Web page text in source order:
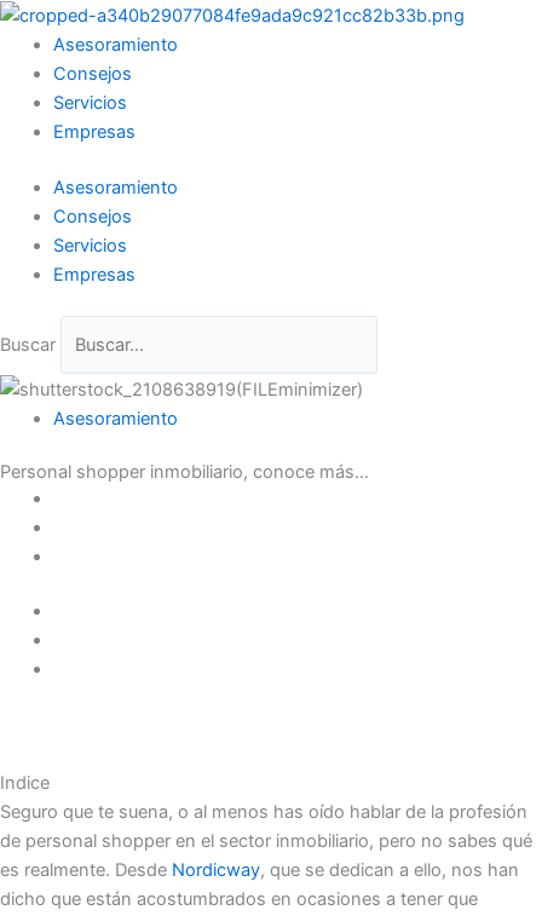
Ir
contenido
Asesoramiento
Consejos
Servicios
Empresas
Asesoramiento
Consejos
Servicios
Empresas
Buscar
Asesoramiento
Personal shopper inmobiliario, conoce más…
Indice
Seguro que te suena, o al menos has oído hablar de la profesión
de personal shopper en el sector inmobiliario, pero no sabes qué
es realmente. Desde Nordicway, que se dedican a ello, nos han
dicho que están acostumbrados en ocasiones a tener que